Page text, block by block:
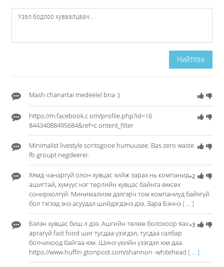
Нийтлэх
Mash chanartai medeelel bna :)
https://m.facebook.c om/profile.php?id=16
84434088495684&ref=c ontent_filter
Minimalist livestyle sontsgooe humuusee. Bas zero waste
fb groupt negdeerei.
+2
Хямд чанаргүй олон хувцас хийж зарах нь компанид
ашигтай, хүмүүс нэг төрлийн хувцас байнга өмсөх
сонирхолгүй. Минимализм дэлгэрч том компаниуд байхгүй
бол тэгээд энэ асуудал шийдэгдэнэ дээ. Зара Бэннэ [ ... ]
+3
Бэлэн хувцас биш л дээ. Ашгийн төлөө болохоор яах
аргагүй fast food шиг тусдаа үзэгдэл, тусдаа салбар
болчихоод байгаа юм. Шинэ үеийн үзэгдэл юм даа.
https://www.huffin gtonpost.com/shannon -whitehead [ ... ]